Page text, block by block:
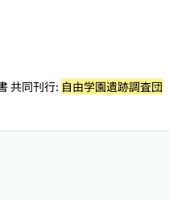
共同刊行: 自由学園遺跡調査団